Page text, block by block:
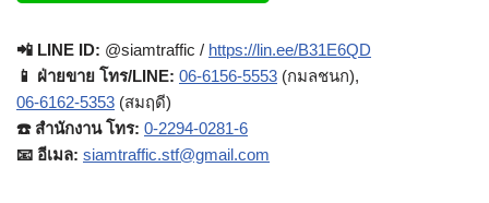
📲 LINE ID: @siamtraffic / https://lin.ee/B31E6QD
📱 ฝ่ายขาย โทร/LINE: 06-6156-5553 (กมลชนก),
06-6162-5353 (สมฤดี)
☎️ สำนักงาน โทร: 0-2294-0281-6
📧 อีเมล: siamtraffic.stf@gmail.com